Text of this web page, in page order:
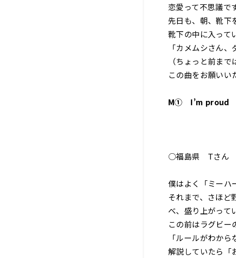
恋愛って不思議で
先日も、朝、靴下
靴下の中に入って
「カメムシさん
（ちょっと前ま
この曲をお願いい
M① I’m
○福島県 Tさん
僕はよく「ミーハ
それまで、さほど
べ、盛り上がって
この前はラグビー
「ルールがわか
解説していたら「